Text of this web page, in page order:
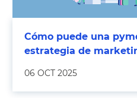
Cómo puede una
estrategia de
06 OCT 2025